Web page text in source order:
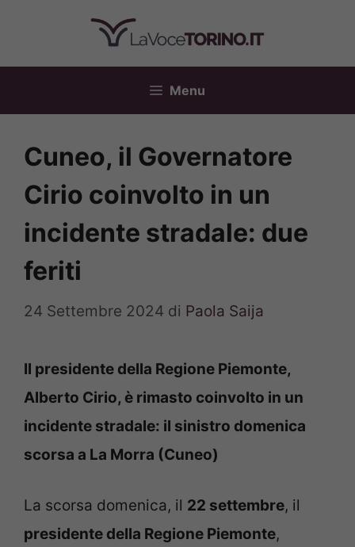
contenuto
Menu
Cuneo, il Governatore
Cirio coinvolto in un
incidente stradale: due
feriti
24 Settembre 2024 di Paola Saija
Il presidente della Regione Piemonte,
Alberto Cirio, è rimasto coinvolto in un
incidente stradale: il sinistro domenica
scorsa a La Morra (Cuneo)
La scorsa domenica, il 22 settembre, il
presidente della Regione Piemonte,